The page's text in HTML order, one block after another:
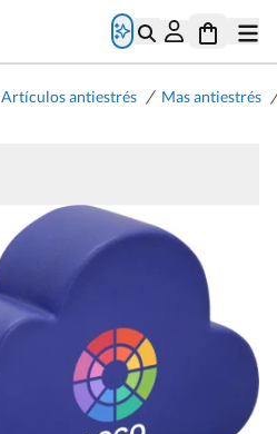
Artículos antiestrés / Mas antiestrés /